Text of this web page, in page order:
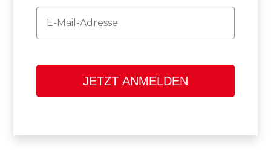
Email
JETZT ANMELDEN